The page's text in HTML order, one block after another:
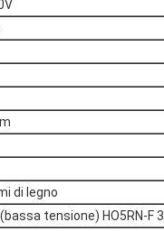
di legno
tensione) HO5RN-